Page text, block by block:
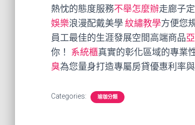
熱忱的態度服務不舉怎麼辦走廊子
娛樂浪漫配戴美學 紋繡教學方便您
員工最佳的生涯發展空間高端商品
你！ 系統櫃真實的彰化區域的專業
臭為您量身打造專屬房貸優惠利率
Categories: 瑜珈分類